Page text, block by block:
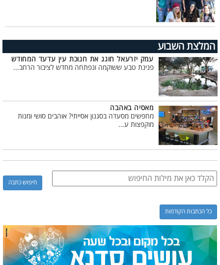
המלצת השבוע
עמק יזרעאל חוגג את חנוכת עין עדעד המחודש
פנינת טבע ששוקמה ונפתחה מחדש לציבור הרחב...
מאסיה באהבה
מחפשים מסעדה בסגנון אסייתי? אוהבים סושי ומנות
מוקפצות ע...
כל הכתבות הקודמות